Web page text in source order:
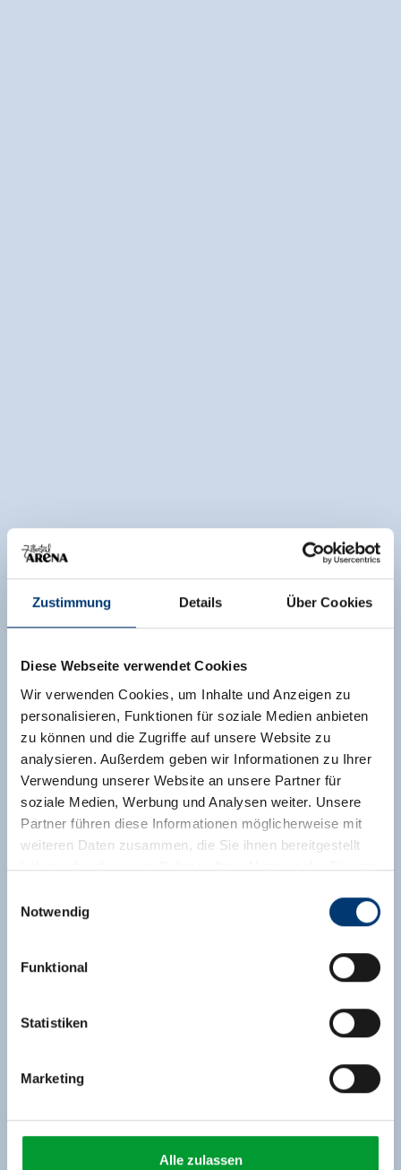
Zustimmung Details Über Cookies
Diese Webseite verwendet Cookies
Wir verwenden Cookies, um Inhalte und Anzeigen zu
personalisieren, Funktionen für soziale Medien anbieten
zu können und die Zugriffe auf unsere Website zu
analysieren. Außerdem geben wir Informationen zu Ihrer
Verwendung unserer Website an unsere Partner für
soziale Medien, Werbung und Analysen weiter. Unsere
Partner führen diese Informationen möglicherweise mit
weiteren Daten zusammen, die Sie ihnen bereitgestellt
haben oder die sie im Rahmen Ihrer Nutzung der Dienste
Rohr 23// A-6280 Zell am Ziller
www.zillertalarena.com
Notwendig
Funktional
Statistiken
Marketing
Alle zulassen